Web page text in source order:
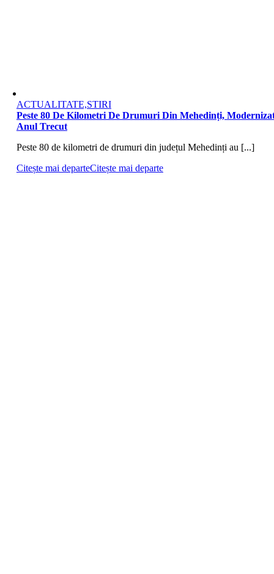
ACTUALITATE,STIRI
Peste 80 De Kilometri De Drumuri Din Mehedinți,
Anul Trecut
Peste 80 de kilometri de drumuri din județul Mehedinți au [...]
Citește mai departeCitește mai departe